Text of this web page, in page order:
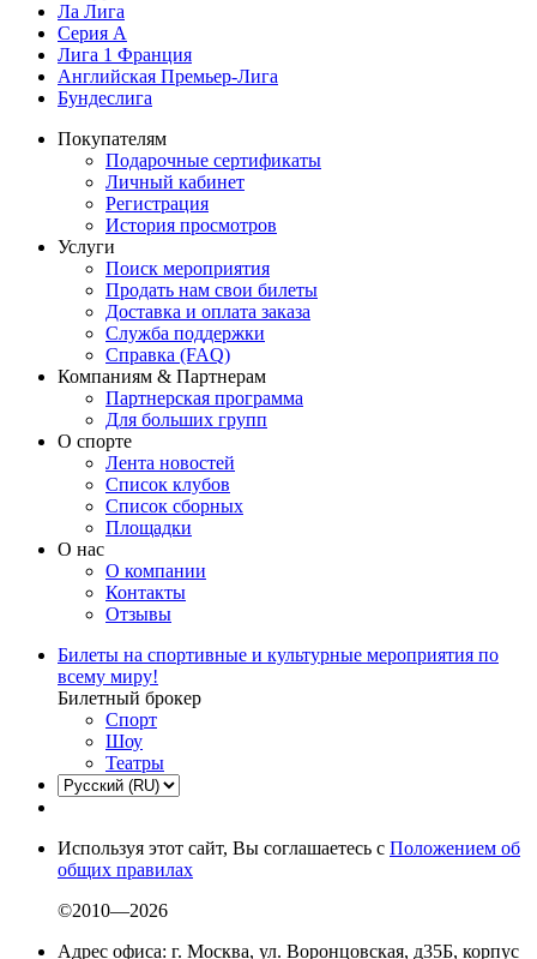
Ла Лига
Серия А
Лига 1 Франция
Английская Премьер-Лига
Бундеслига
Покупателям
Подарочные сертификаты
Личный кабинет
Регистрация
История просмотров
Услуги
Поиск мероприятия
Продать нам свои билеты
Доставка и оплата заказа
Служба поддержки
Справка (FAQ)
Компаниям & Партнерам
Партнерская программа
Для больших групп
О спорте
Лента новостей
Список клубов
Список сборных
Площадки
О нас
О компании
Контакты
Отзывы
Билеты на спортивные и культурные мероприятия по
всему миру!
Билетный брокер
Спорт
Шоу
Театры
Используя этот сайт, Вы соглашаетесь с Положением об
общих правилах
©2010—2026
Адрес офиса: г. Москва, ул. Воронцовская, д35Б, корпус